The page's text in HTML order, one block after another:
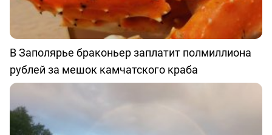
В Заполярье браконьер заплатит полмиллиона
рублей за мешок камчатского краба